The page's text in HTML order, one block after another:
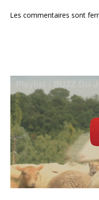
Les commentaires sont